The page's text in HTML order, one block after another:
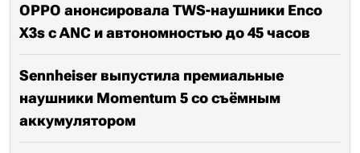
OPPO анонсировала TWS-наушники Enco
X3s с ANC и автономностью до 45 часов
Sennheiser выпустила премиальные
наушники Momentum 5 со съёмным
аккумулятором